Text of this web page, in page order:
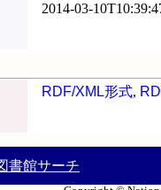
2014-03-
RDF/XML形式,
書館サーチ